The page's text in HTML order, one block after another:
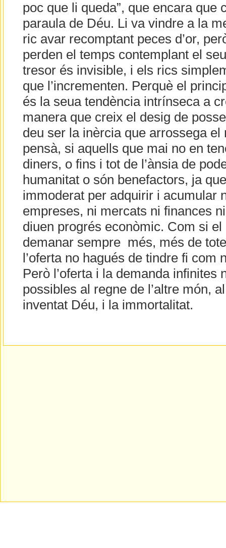
poc que li queda”, que encara que
paraula de Déu. Li va vindre a la
ric avar recomptant peces d’or,
perden el temps contemplant el
tresor és invisible, i els rics
que l’incrementen. Perquè el
és la seua tendència intrínseca a
manera que creix el desig de
deu ser la inèrcia que arrossega el
pensà, si aquells que mai no en
diners, o fins i tot de l’ànsia de
humanitat o són benefactors, ja
immoderat per adquirir i acumular
empreses, ni mercats ni finances
diuen progrés econòmic. Com si
demanar sempre més, més de
l’oferta no hagués de tindre fi com
Però l’oferta i la demanda infinites
possibles al regne de l’altre món,
inventat Déu, i la immortalitat.